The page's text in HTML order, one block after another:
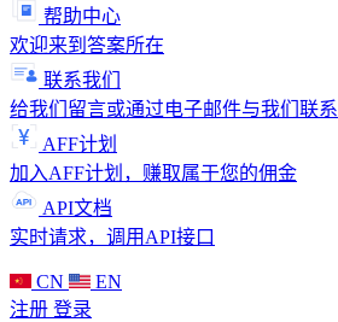
帮助中心
欢迎来到答案所在
联系我们
给我们留言或通过电子邮件与我们联系
AFF计划
加入AFF计划，赚取属于您的佣金
API文档
实时请求，调用API接口
CN
EN
注册 登录